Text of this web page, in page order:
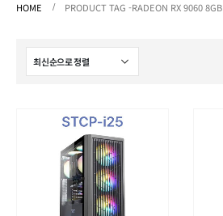
HOME PRODUCT TAG -RADEON RX 9060 8GB